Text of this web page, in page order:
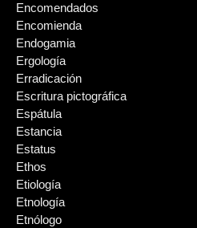
Encomendados
Encomienda
Endogamia
Ergología
Erradicación
Escritura pictográfica
Espátula
Estancia
Estatus
Ethos
Etiología
Etnología
Etnólogo